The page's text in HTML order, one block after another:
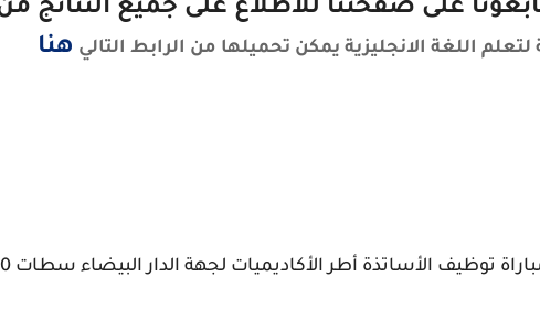
على صفحتنا للاطلاع على جميع النتائج
اللغة الانجليزية يمكن تحميلها من الرابط التالي هنا
توظيف الأساتذة أطر الأكاديميات لجهة الدار البيضاء سطات 2020